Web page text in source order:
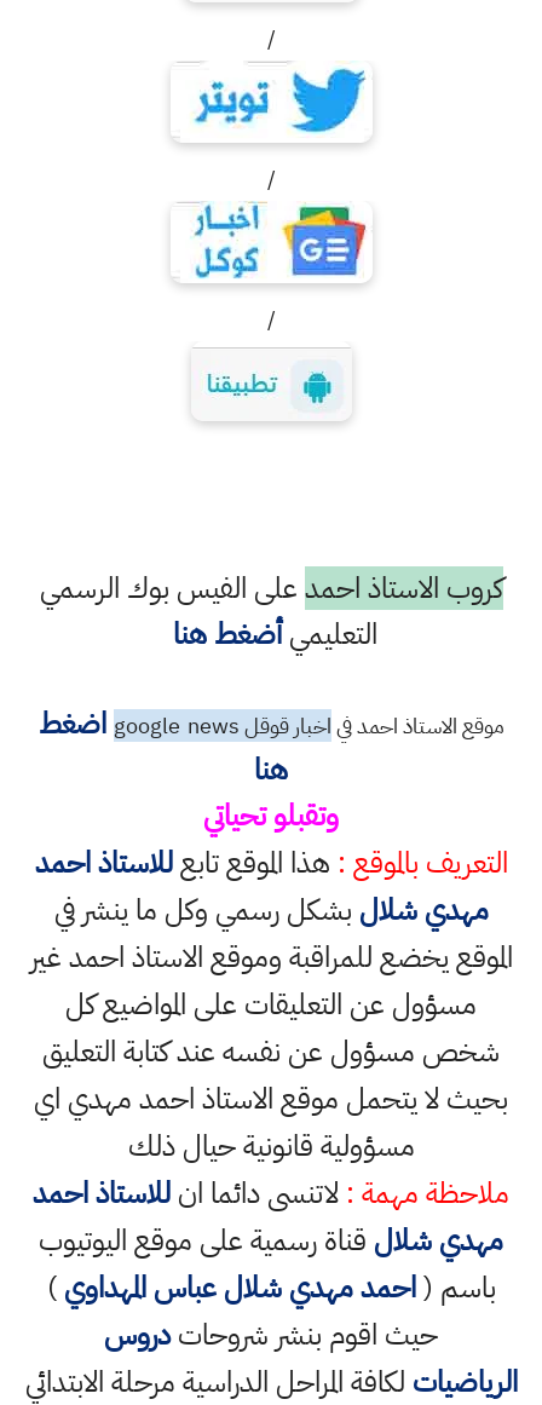
/
/
/
كروب الاستاذ احمدعلى الفيس بوك الرسمي
التعليميأضغط هنا
موقع الاستاذ احمد فياخبار قوقل googlenews
اضغط
هنا
وتقبلو تحياتي
التعريف بالموقع : هذا الموقع تابعللاستاذ احمد
مهدي شلال بشكل رسمي وكل ما ينشر في
الموقع يخضع للمراقبة وموقع الاستاذ احمد غير
مسؤول عن التعليقات على المواضيع كل
شخص مسؤول عن نفسه عند كتابة التعليق
بحيث لا يتحمل موقع الاستاذ احمد مهدي اي
مسؤولية قانونية حيال ذلك
ملاحظة مهمة : لاتنسى دائما انللاستاذ احمد
مهدي شلال قناة رسمية على موقع اليوتيوب
باسم (احمد مهدي شلال عباس المهداوي)
حيث اقوم بنشر شروحاتدروس
الرياضيات لكافة المراحل الدراسية مرحلة الابتدائي